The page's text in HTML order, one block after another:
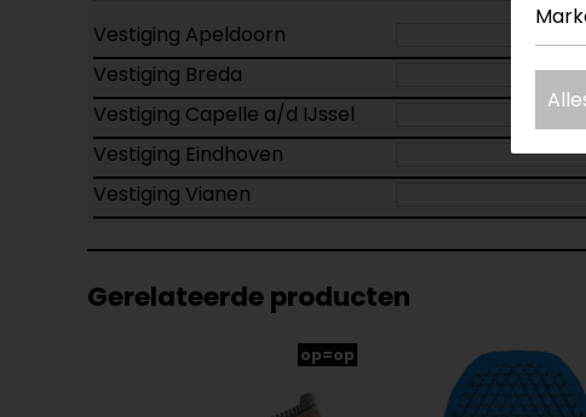
Vestiging Apeldoorn
Vestiging Breda
Vestiging Capelle a/d IJssel
Vestiging Eindhoven
Vestiging Vianen
Gerelateerde producten
op=op